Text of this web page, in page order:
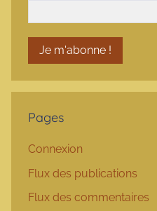
Pages
Connexion
Flux des publications
Flux des commentaires